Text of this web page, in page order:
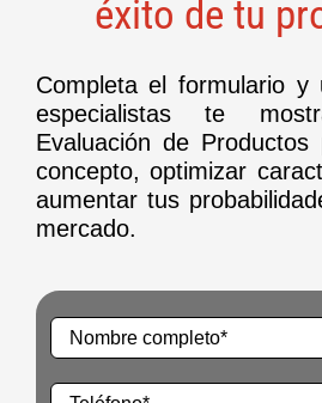
éxito de tu
Completa el formulario y
especialistas te
Evaluación de
concepto, optimizar
aumentar tus
mercado.